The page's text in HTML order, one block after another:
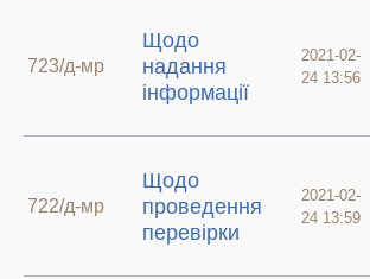
723/д-мр
Щодо
надання
інформації
2021-02-
24 13:56
722/д-мр
Щодо
проведення
перевірки
2021-02-
24 13:59